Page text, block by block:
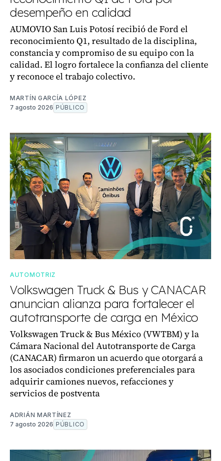
desempeño en calidad
AUMOVIO San Luis Potosí recibió de Ford el
reconocimiento Q1, resultado de la disciplina,
constancia y compromiso de su equipo con la
calidad. El logro fortalece la confianza del cliente
y reconoce el trabajo colectivo.
MARTÍN GARCÍA LÓPEZ
7 agosto 2026 PÚBLICO
AUTOMOTRIZ
Volkswagen Truck & Bus y CANACAR
anuncian alianza para fortalecer el
autotransporte de carga en México
Volkswagen Truck & Bus México (VWTBM) y la
Cámara Nacional del Autotransporte de Carga
(CANACAR) firmaron un acuerdo que otorgará a
los asociados condiciones preferenciales para
adquirir camiones nuevos, refacciones y
servicios de postventa
ADRIÁN MARTÍNEZ
7 agosto 2026 PÚBLICO